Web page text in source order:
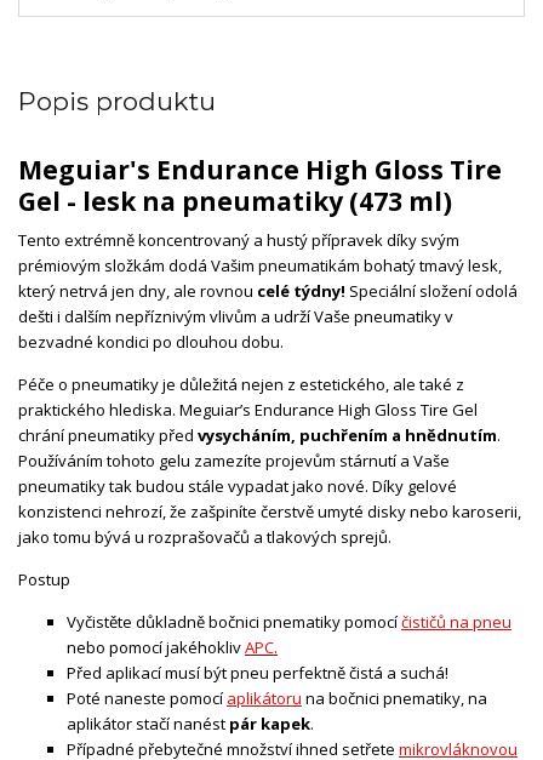
Popis produktu
Meguiar's Endurance High Gloss Tire
Gel - lesk na pneumatiky (473 ml)
Tento extrémně koncentrovaný a hustý přípravek díky svým
prémiovým složkám dodá Vašim pneumatikám bohatý tmavý lesk,
který netrvá jen dny, ale rovnou celé týdny! Speciální složení odolá
dešti i dalším nepříznivým vlivům a udrží Vaše pneumatiky v
bezvadné kondici po dlouhou dobu.
Péče o pneumatiky je důležitá nejen z estetického, ale také z
praktického hlediska. Meguiar’s Endurance High Gloss Tire Gel
chrání pneumatiky před vysycháním, puchřením a hnědnutím.
Používáním tohoto gelu zamezíte projevům stárnutí a Vaše
pneumatiky tak budou stále vypadat jako nové. Díky gelové
konzistenci nehrozí, že zašpiníte čerstvě umyté disky nebo karoserii,
jako tomu bývá u rozprašovačů a tlakových sprejů.
Postup
Vyčistěte důkladně bočnici pnematiky pomocíčističů na pneu
nebo pomocí jakéhoklivAPC.
Před aplikací musí být pneu perfektně čistá a suchá!
Poté naneste pomocí aplikátoru na bočnici pnematiky, na
aplikátor stačí nanést pár kapek.
Případné přebytečné množství ihned setřete mikrovláknovou